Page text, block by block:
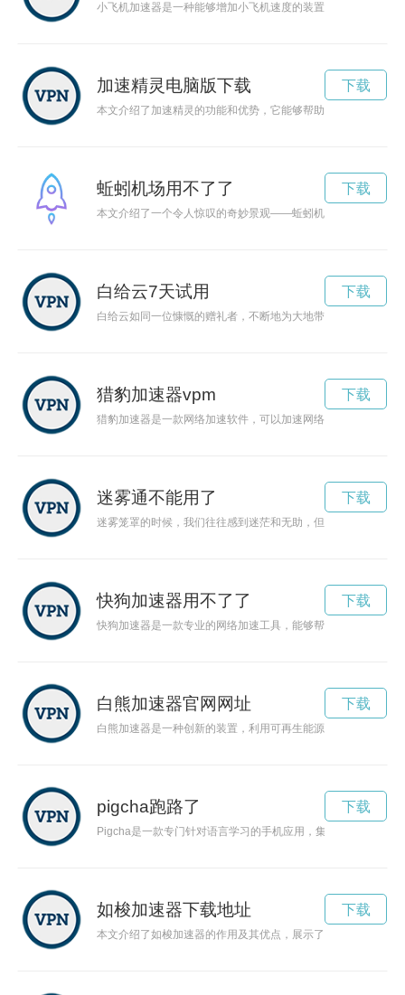
小飞机加速器是一种能够增加小飞机速度的装置，让飞机更快速
加速精灵电脑版下载
本文介绍了加速精灵的功能和优势，它能够帮助人们加快工作
下载
蚯蚓机场用不了了
本文介绍了一个令人惊叹的奇妙景观——蚯蚓机场。蚯蚓作为微
下载
白给云7天试用
白给云如同一位慷慨的赠礼者，不断地为大地带来降雨的滋润
下载
猎豹加速器vpm
猎豹加速器是一款网络加速软件，可以加速网络网页的加载速
下载
迷雾通不能用了
迷雾笼罩的时候，我们往往感到迷茫和无助，但是只要有一盏
下载
快狗加速器用不了了
快狗加速器是一款专业的网络加速工具，能够帮助用户解决网
下载
白熊加速器官网网址
白熊加速器是一种创新的装置，利用可再生能源为环保出行注
下载
pigcha跑路了
Pigcha是一款专门针对语言学习的手机应用，集趣味性和教育
下载
如梭加速器下载地址
本文介绍了如梭加速器的作用及其优点，展示了如何通过这个
下载